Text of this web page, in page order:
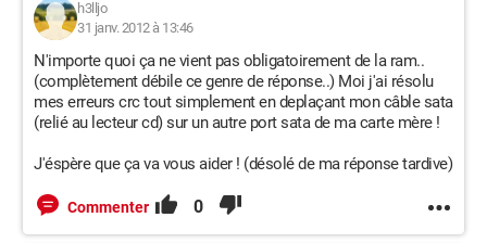
h3lljo
31 janv. 2012 à 13:46
N'importe quoi ça ne vient pas obligatoirement de la ram..
(complètement débile ce genre de réponse..) Moi j'ai résolu
mes erreurs crc tout simplement en deplaçant mon câble sata
(relié au lecteur cd) sur un autre port sata de ma carte mère !
J'éspère que ça va vous aider ! (désolé de ma réponse tardive)
Commenter 0